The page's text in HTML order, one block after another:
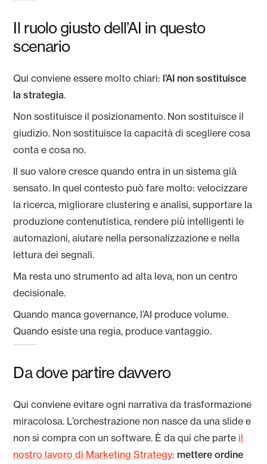
Il ruolo giusto dell’AI in questo
scenario
Qui conviene essere molto chiari: l’AI non sostituisce
la strategia.
Non sostituisce il posizionamento. Non sostituisce il
giudizio. Non sostituisce la capacità di scegliere cosa
conta e cosa no.
Il suo valore cresce quando entra in un sistema già
sensato. In quel contesto può fare molto: velocizzare
la ricerca, migliorare clustering e analisi, supportare la
produzione contenutistica, rendere più intelligenti le
automazioni, aiutare nella personalizzazione e nella
lettura dei segnali.
Ma resta uno strumento ad alta leva, non un centro
decisionale.
Quando manca governance, l’AI produce volume.
Quando esiste una regia, produce vantaggio.
Da dove partire davvero
Qui conviene evitare ogni narrativa da trasformazione
miracolosa. L’orchestrazione non nasce da una slide e
non si compra con un software. È da qui che parte il
nostro lavoro di Marketing Strategy: mettere ordine